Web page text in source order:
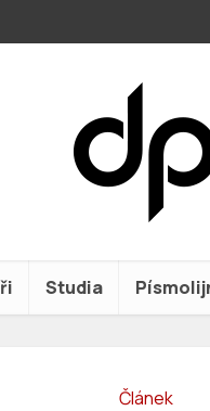
Studia
Článek